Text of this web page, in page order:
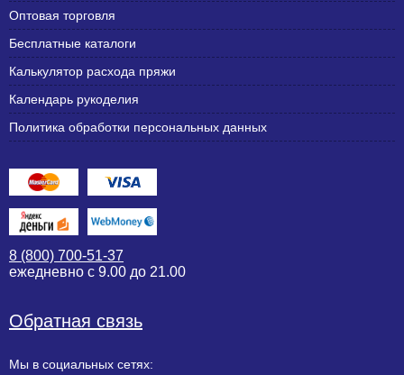
Оптовая торговля
Бесплатные каталоги
Калькулятор расхода пряжи
Календарь рукоделия
Политика обработки персональных данных
8 (800) 700-51-37
ежедневно с 9.00 до 21.00
Обратная связь
Мы в социальных сетях: